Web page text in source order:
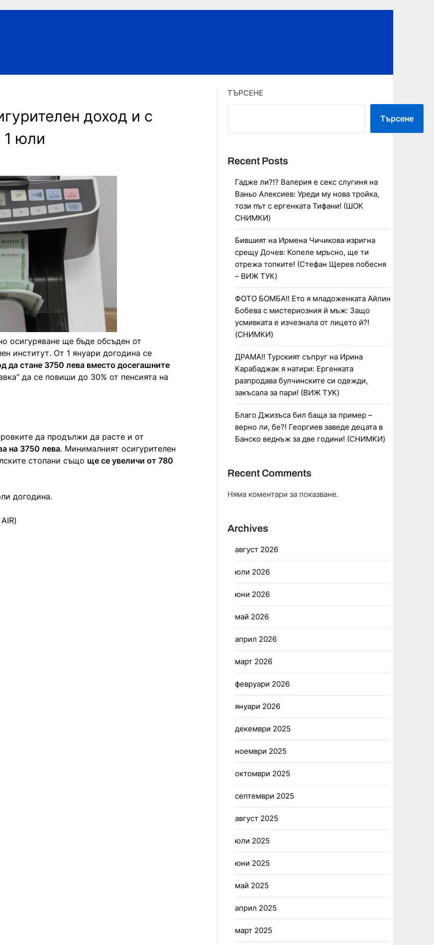
доход и с
1 юли
осигуряване ще бъде обсъден от
институт. От 1 януари догодина се
да стане 3750 лева вместо досегашните
да се повиши до 30% от пенсията на
да продължи да расте и от
на 3750 лева. Минималният осигурителен
стопани също щe се увеличи от 780
догодина.
ТЪРСЕНЕ
Търсене
Recent Posts
Гадже ли?!? Валерия е секс слугиня на
Ваньо Алексиев: Уреди му нова тройка,
този път с ергенката Тифани! (ШОК
СНИМКИ)
Бившият на Ирмена Чичикова изригна
срещу Дочев: Копеле мръсно, ще ти
отрежа топките! (Стефан Щерев побесня
– ВИЖ ТУК)
ФОТО БОМБА!! Ето я младоженката Айлин
Бобева с мистериозния й мъж: Защо
усмивката е изчезнала от лицето й?!
(СНИМКИ)
ДРАМА!! Турският съпруг на Ирина
Карабаджак я натири: Ергенката
разпродава булчинските си одежди,
закъсала за пари! (ВИЖ ТУК)
Благо Джизъса бил баща за пример –
верно ли, бе?! Георгиев заведе децата в
Банско веднъж за две години! (СНИМКИ)
Recent Comments
Няма коментари за показване.
Archives
август 2026
юли 2026
юни 2026
май 2026
април 2026
март 2026
февруари 2026
януари 2026
декември 2025
ноември 2025
октомври 2025
септември 2025
август 2025
юли 2025
юни 2025
май 2025
април 2025
март 2025